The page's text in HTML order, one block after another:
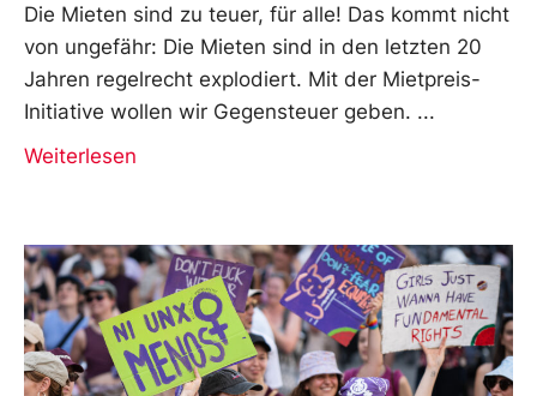
Die Mieten sind zu teuer, für alle! Das kommt nicht
von ungefähr: Die Mieten sind in den letzten 20
Jahren regelrecht explodiert. Mit der Mietpreis-
Initiative wollen wir Gegensteuer geben.
Weiterlesen